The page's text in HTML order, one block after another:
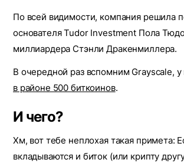
По всей видимости, компания решила
основателя Tudor Investment Пола
миллиардера Стэнли Дракенмиллера.
В очередной раз вспомним Grayscale,
в районе 500 биткоинов.
И чего?
Хм, вот тебе неплохая такая примета:
вкладываются и биток (или крипту